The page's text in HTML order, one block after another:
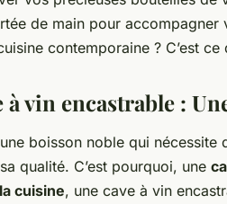
de main pour
contemporaine ? C’est
à vin encastrable :
boisson noble qui
qualité. C’est pourquoi, une
cuisine, une cave à vin